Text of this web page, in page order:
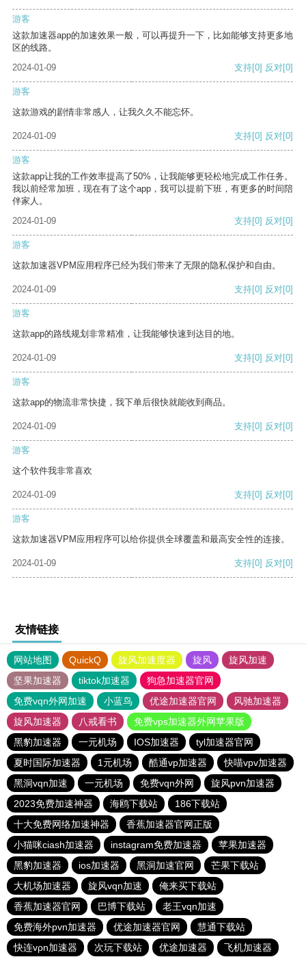
游客
这款加速器app的加速效果一般，可以再提升一下，比如能够支持更多地
区的线路。
2024-01-09
支持[0] 反对[0]
游客
这款游戏的剧情非常感人，让我久久不能忘怀。
2024-01-09 支持[0] 反对[0]
游客
这款app让我的工作效率提高了50%，让我能够更轻松地完成工作任务。
我以前经常加班，现在有了这个app，我可以提前下班，有更多的时间陪
伴家人。
2024-01-09
支持[0] 反对[0]
游客
这款加速器VPM应用程序已经为我们带来了无限的隐私保护和自由。
2024-01-09 支持[0] 反对[0]
游客
这款app的路线规划非常精准，让我能够快速到达目的地。
2024-01-09 支持[0] 反对[0]
游客
这款app的物流非常快捷，我下单后很快就能收到商品。
2024-01-09 支持[0] 反对[0]
游客
这个软件我非常喜欢
2024-01-09 支持[0] 反对[0]
游客
这款加速器VPM应用程序可以给你提供全球覆盖和最高安全性的连接。
2024-01-09 支持[0] 反对[0]
友情链接
网站地图 QuickQ 旋风加速度器 旋风
旋风加速
坚果加速器
tiktok加速器
狗急加速器官网
免费vqn外网加速
小蓝鸟 优途加速器官网
风驰加速器
旋风加速器
八戒看书
免费vps加速器外网苹果版
黑豹加速器
一元机场 IOS加速器
tyl加速器官网
夏时国际加速器
1元机场 酷通vp加速器
快喵vpv加速器
黑洞vqn加速
一元机场 免费vqn外网
旋风pvn加速器
2023免费加速神器
海鸥下载站
186下载站
十大免费网络加速神器
香蕉加速器官网正版
小猫咪ciash加速器
instagram免费加速器
苹果加速器
黑豹加速器
ios加速器 黑洞加速官网
芒果下载站
大机场加速器
旋风vqn加速
俺来买下载站
香蕉加速器官网
巴博下载站
老王vqn加速
免费海外pvn加速器
优途加速器官网
慧通下载站
快连vρn加速器
次玩下载站 优途加速器 飞机加速器